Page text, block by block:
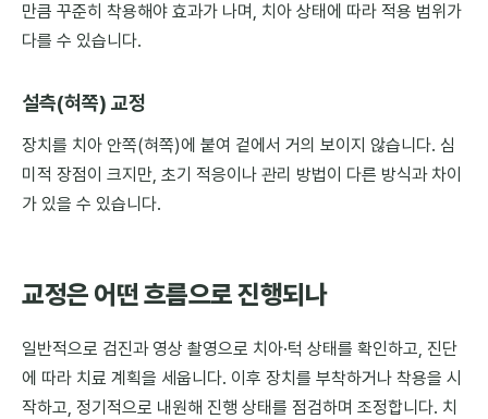
만큼 꾸준히 착용해야 효과가 나며, 치아 상태에 따라 적용 범위가
다를 수 있습니다.
설측(혀쪽) 교정
장치를 치아 안쪽(혀쪽)에 붙여 겉에서 거의 보이지 않습니다. 심
미적 장점이 크지만, 초기 적응이나 관리 방법이 다른 방식과 차이
가 있을 수 있습니다.
교정은 어떤 흐름으로 진행되나
일반적으로 검진과 영상 촬영으로 치아·턱 상태를 확인하고, 진단
에 따라 치료 계획을 세웁니다. 이후 장치를 부착하거나 착용을 시
작하고, 정기적으로 내원해 진행 상태를 점검하며 조정합니다. 치